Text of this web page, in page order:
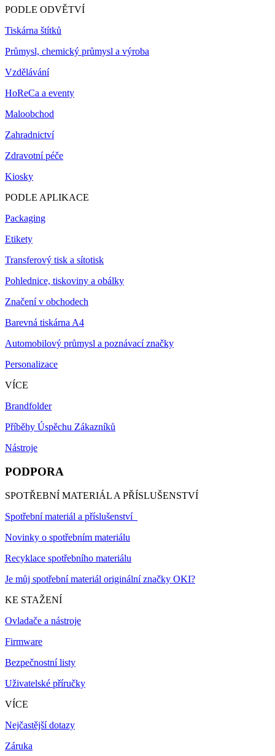
PODLE ODVĚTVÍ
Tiskárna štítků
Průmysl, chemický průmysl a výroba
Vzdělávání
HoReCa a eventy
Maloobchod
Zahradnictví
Zdravotní péče
Kiosky
PODLE APLIKACE
Packaging
Etikety
Transferový tisk a sítotisk
Pohlednice, tiskoviny a obálky
Značení v obchodech
Barevná tiskárna A4
Automobilový průmysl a poznávací značky
Personalizace
VÍCE
Brandfolder
Příběhy Úspěchu Zákazníků
Nástroje
PODPORA
SPOTŘEBNÍ MATERIÁL A PŘÍSLUŠENSTVÍ
Spotřební materiál a příslušenství
Novinky o spotřebním materiálu
Recyklace spotřebního materiálu
Je můj spotřební materiál originální značky OKI?
KE STAŽENÍ
Ovladače a nástroje
Firmware
Bezpečnostní listy
Uživatelské příručky
VÍCE
Nejčastější dotazy
Záruka